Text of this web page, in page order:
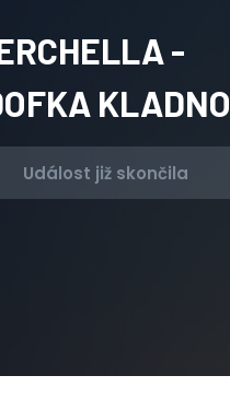
-
KLADNO
Událost již skončila